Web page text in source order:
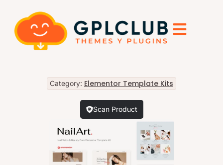
Category: Elementor Template Kits
Scan Product